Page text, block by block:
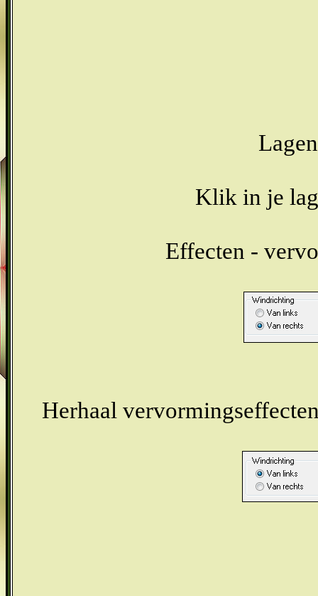
Klik in je
Effecten -
Herhaal